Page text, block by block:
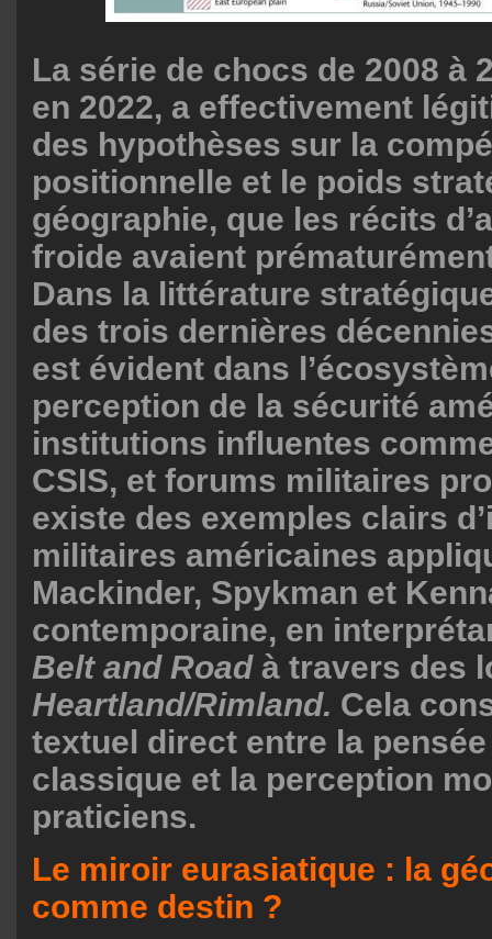
La série de chocs de 2008 à
en 2022, a effectivement
des hypothèses sur la
positionnelle et le poids
géographie, que les récits
froide avaient
Dans la littérature
des trois dernières
est évident dans
perception de la sécurité
institutions influentes
CSIS, et forums militaires
existe des exemples clairs
militaires américaines
Mackinder, Spykman et
contemporaine, en
Belt and Roadà travers des
Heartland/Rimland. Cela
textuel direct entre la
classique et la perception
praticiens.
Le miroir eurasiatique : la
comme destin ?